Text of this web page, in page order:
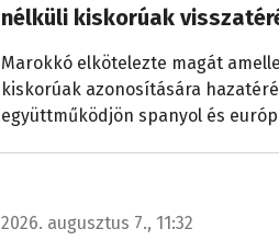
nélküli kiskorúak
Marokkó elkötelezte magát
kiskorúak azonosítására
együttműködjön spanyol és
2026. augusztus 7., 11:32